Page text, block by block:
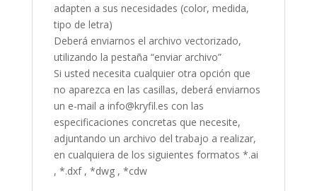
adapten a sus necesidades (color, medida,
tipo de letra)
Deberá enviarnos el archivo vectorizado,
utilizando la pestaña “enviar archivo”
Si usted necesita cualquier otra opción que
no aparezca en las casillas, deberá enviarnos
un e-mail a info@kryfil.es con las
especificaciones concretas que necesite,
adjuntando un archivo del trabajo a realizar,
en cualquiera de los siguientes formatos *.ai
, *.dxf , *dwg , *cdw